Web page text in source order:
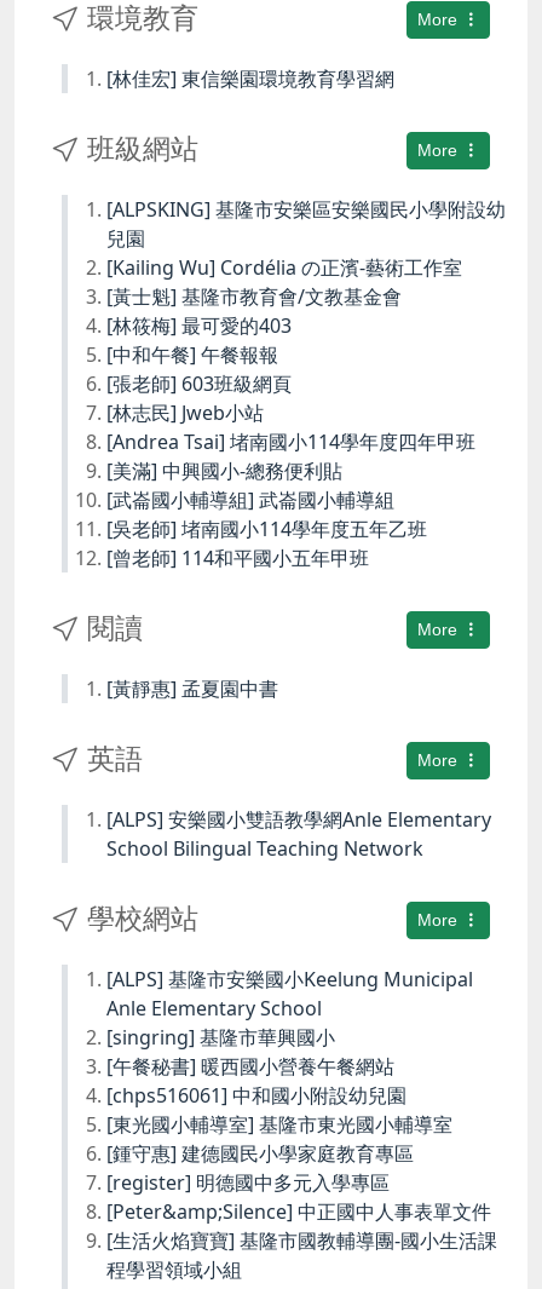
More
環境教育
[林佳宏] 東信樂園環境教育學習網
More
班級網站
[ALPSKING] 基隆市安樂區安樂國民小學附設幼
兒園
[Kailing Wu] Cordélia の正濱-藝術工作室
[黃士魁] 基隆市教育會/文教基金會
[林筱梅] 最可愛的403
[中和午餐] 午餐報報
[張老師] 603班級網頁
[林志民] Jweb小站
[Andrea Tsai] 堵南國小114學年度四年甲班
[美滿] 中興國小-總務便利貼
[武崙國小輔導組] 武崙國小輔導組
[吳老師] 堵南國小114學年度五年乙班
[曾老師] 114和平國小五年甲班
More
閱讀
[黃靜惠] 孟夏園中書
More
英語
[ALPS] 安樂國小雙語教學網Anle Elementary
School Bilingual Teaching Network
More
學校網站
[ALPS] 基隆市安樂國小Keelung Municipal
Anle Elementary School
[singring] 基隆市華興國小
[午餐秘書] 暖西國小營養午餐網站
[chps516061] 中和國小附設幼兒園
[東光國小輔導室] 基隆市東光國小輔導室
[鍾守惠] 建德國民小學家庭教育專區
[register] 明德國中多元入學專區
[Peter&amp;Silence] 中正國中人事表單文件
[生活火焰寶寶] 基隆市國教輔導團-國小生活課
程學習領域小組